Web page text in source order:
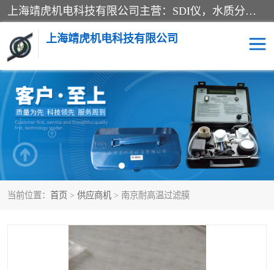
上海靖虎机电科技有限公司主营：SDI仪，水质分析仪，水质检测仪产品；上海靖虎机电科技有限公司在专业制造和研发等方面的强大的平台优势，利用自身在自动化仪表、自控系统及环保监测仪器的专长，以优良的技术，优越的产品质量和良好的服务质量与广大客户真诚合作。
上海靖虎机电科技有限公司
当前位置： 首页 > 供应商机 > 南京耐高温过滤膜
SDI仪 过滤膜过滤纸
PH电导测试笔 水质分析仪
水质检测仪 电导测试笔
PH电导测试仪